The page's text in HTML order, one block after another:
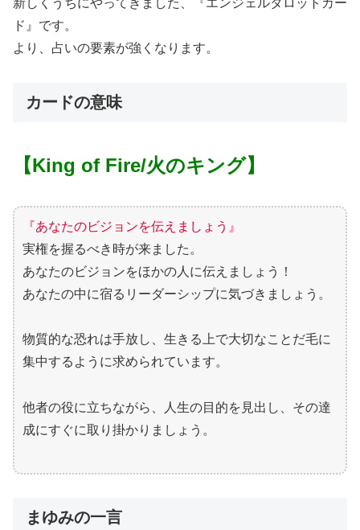
ド』です。
より、占いの要素が強くなります。
カードの意味
【King of Fire/火のキング】
『あなたのビジョンを伝えましょう』
実権を握るべき時が来ました。
あなたのビジョンをほかの人に伝えましょう！
あなたの中に宿るリーダーシップに気づきましょう。
物質的な恐れは手放し、生きる上で大切なことだ毛に
集中するように求められています。
他者の役に立ちながら、人生の目的を見出し、その達
成にすぐに取り掛かりましょう。
まゆみの一言